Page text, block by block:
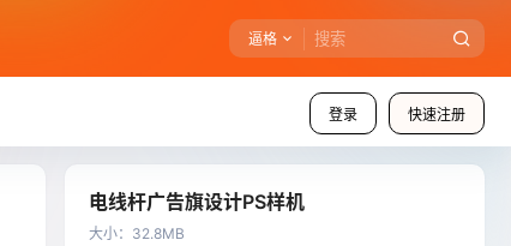
逼格
登录 快速注册
电线杆广告旗设计PS样机
大小： 32.8MB